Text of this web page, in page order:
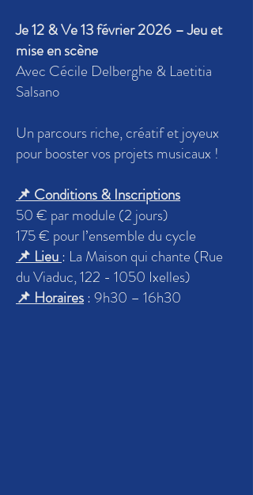
Je 12 & Ve 13 février 2026 – Jeu et
mise en scène
Avec Cécile Delberghe & Laetitia
Salsano
Un parcours riche, créatif et joyeux
pour booster vos projets musicaux !
📌 Conditions & Inscriptions
50 € par module (2 jours)
175 € pour l’ensemble du cycle
📌 Lieu: La Maison qui chante (Rue
du Viaduc,122 - 1050 Ixelles)
📌 Horaires: 9h30 – 16h30